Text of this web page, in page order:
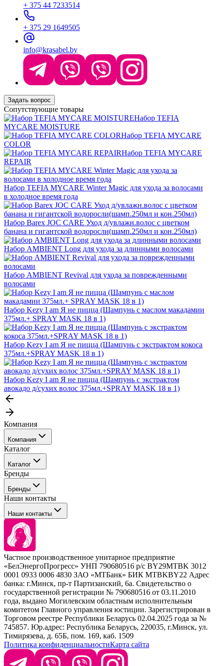
+ 375 44 7233514
+ 375 29 1649505
info@krasabel.by
Задать вопрос
Сопутствующие товары
Набор TEFIA
MYCARE MOISTURE
Набор TEFIA MYCARE
COLOR
Набор TEFIA MYCARE
REPAIR
Набор TEFIA MYCARE Winter Magic для ухода за волосами
в холодное время года
Набор Barex JOC CARE Уход д/увлажн.волос с цветком
банана и гигантской водоросли(шамп.250мл и кон.250мл)
Набор AMBIENT Long для ухода за длинными волосами
Набор AMBIENT Revival для ухода за поврежденными
волосами
Набор Kezy I am Я не пицца (Шампунь c маслом макадамии
375мл.+ SPRAY MASK 18 в 1)
Набор Kezy I am Я не пицца (Шампунь с экстрактом кокоса
375мл.+SPRAY MASK 18 в 1)
Набор Kezy I am Я не пицца (Шампунь с экстрактом
авокадо д/сухих волос 375мл.+SPRAY MASK 18 в 1)
Компания
Компания
События
Покупателю
Каталог
Каталог
Профессиональные средства для окрашивания волос
Сервисные средства
Уход
Стайлинг
Брови и ресницы
Барберинг
Наборы
Расходные материалы
Бренды
Бренды
Tefia
Concept
Kezy
Barex
Sim Sensitive
Kebren
Selective Professional
White Line
Наши контакты
Наши контакты
+ 375 44 7233514
+ 375 29 1649505
info@krasabel.by
Офис: г. Минск, ул. Тимирязева 65Б, офис 1509
Склад: г. Минск, ул. Домбровская, 15
Время работы: пн–чт 9:00–17:30, пт 9:00–17:00
Частное производственное унитарное предприятие
«БелЭнергоПрогресс» УНП 790680516 р/с BY29MTBK 3012
0001 0933 0006 4830 ЗАО «МТБанк» БИК MTBKBY22 Адрес
банка: г.Минск, пр-т Партизанский, 6а. Свидетельство о
государственной регистрации № 790680516 от 03.11.2010
года, выдано Могилевским областным исполнительным
комитетом Главного управления юстиции. Зарегистрирован в
Торговом реестре Республики Беларусь 02.04.2025 года за №
745857. Юр.адрес: Республика Беларусь, 220035, г.Минск, ул.
Тимирязева, д. 65Б, пом. 169, каб. 1509
Политика конфиденциальностиКарта сайта